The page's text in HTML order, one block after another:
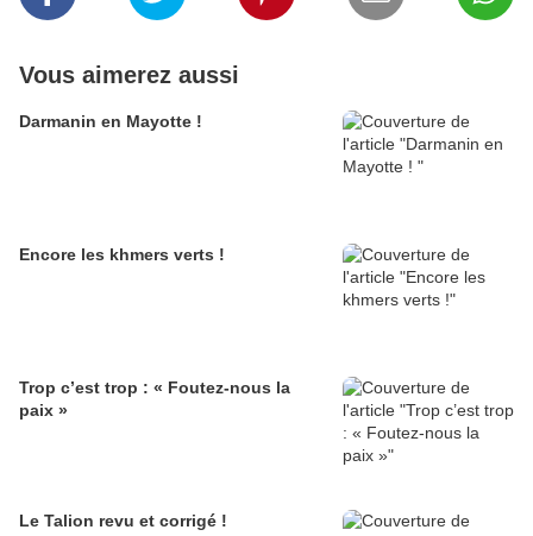
Vous aimerez aussi
Darmanin en Mayotte !
Encore les khmers verts !
Trop c’est trop : « Foutez-nous la
paix »
Le Talion revu et corrigé !